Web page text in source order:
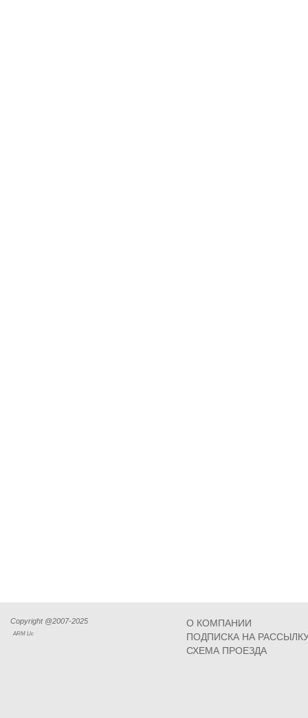
Copyright @2007-2025
ARM Llc
О КОМПАНИИ
ПОДПИСКА НА
СХЕМА ПРОЕЗДА